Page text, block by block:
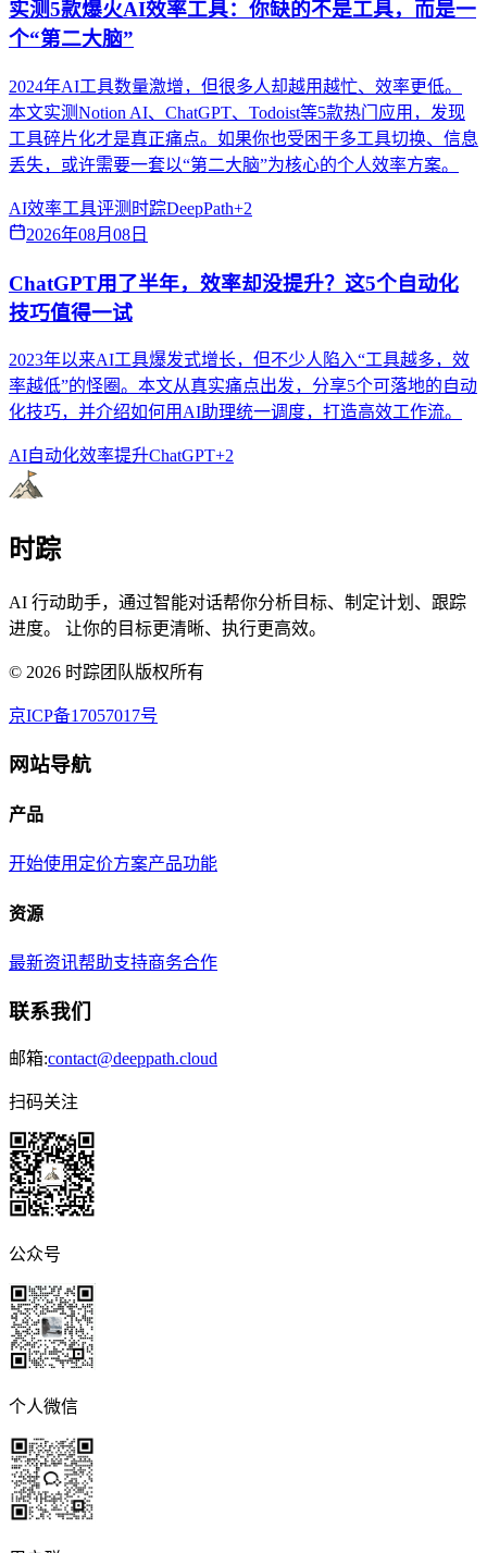
实测5款爆火AI效率工具：你缺的不是工具，而是一
个“第二大脑”
2024年AI工具数量激增，但很多人却越用越忙、效率更低。
本文实测Notion AI、ChatGPT、Todoist等5款热门应用，发现
工具碎片化才是真正痛点。如果你也受困于多工具切换、信息
丢失，或许需要一套以“第二大脑”为核心的个人效率方案。
AI效率工具评测 时踪DeepPath+2
2026年08月08日
ChatGPT用了半年，效率却没提升？这5个自动化
技巧值得一试
2023年以来AI工具爆发式增长，但不少人陷入“工具越多，效
率越低”的怪圈。本文从真实痛点出发，分享5个可落地的自动
化技巧，并介绍如何用AI助理统一调度，打造高效工作流。
AI自动化效率提升ChatGPT+2
时踪
AI 行动助手，通过智能对话帮你分析目标、制定计划、跟踪
进度。 让你的目标更清晰、执行更高效。
© 2026 时踪团队版权所有
京ICP备17057017号
网站导航
产品
开始使用 定价方案产品功能
资源
最新资讯帮助支持商务合作
联系我们
邮箱:contact@deeppath.cloud
扫码关注
公众号
个人微信